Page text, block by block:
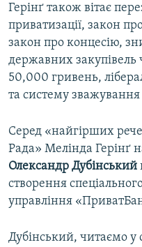
Герінґ також вітає
приватизації, закон
закон про концесію,
державних закупівель
50,000 гривень,
та систему
Серед «найгірших
Рада» Мелінда Герінґ
Олександр Дубінський
створення
управління
Дубінський, читаємо у